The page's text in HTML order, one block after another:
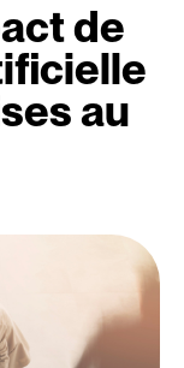
de
au